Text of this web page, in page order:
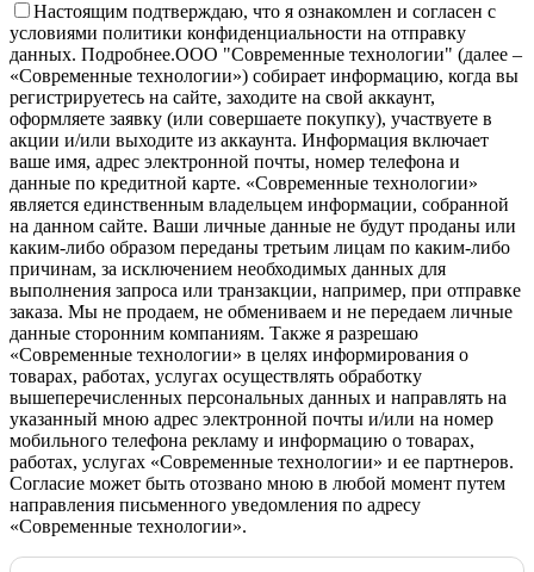
Настоящим подтверждаю, что я ознакомлен и согласен с
условиями политики конфиденциальности на отправку
данных. Подробнее.OOO "Современные технологии" (далее –
«Современные технологии») собирает информацию, когда вы
регистрируетесь на сайте, заходите на свой аккаунт,
оформляете заявку (или совершаете покупку), участвуете в
акции и/или выходите из аккаунта. Информация включает
ваше имя, адрес электронной почты, номер телефона и
данные по кредитной карте. «Современные технологии»
является единственным владельцем информации, собранной
на данном сайте. Ваши личные данные не будут проданы или
каким-либо образом переданы третьим лицам по каким-либо
причинам, за исключением необходимых данных для
выполнения запроса или транзакции, например, при отправке
заказа. Мы не продаем, не обмениваем и не передаем личные
данные сторонним компаниям. Также я разрешаю
«Современные технологии» в целях информирования о
товарах, работах, услугах осуществлять обработку
вышеперечисленных персональных данных и направлять на
указанный мною адрес электронной почты и/или на номер
мобильного телефона рекламу и информацию о товарах,
работах, услугах «Современные технологии» и ее партнеров.
Согласие может быть отозвано мною в любой момент путем
направления письменного уведомления по адресу
«Современные технологии».